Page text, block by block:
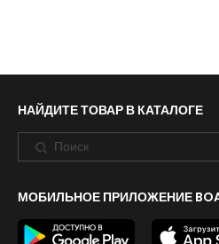
НАЙДИТЕ ТОВАР В КАТАЛОГЕ
МОБИЛЬНОЕ ПРИЛОЖЕНИЕ